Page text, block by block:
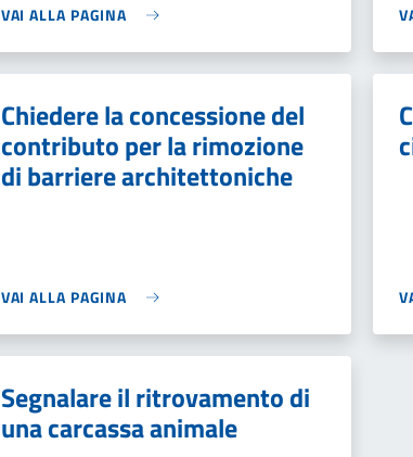
VAI ALLA PAGINA
Chiedere la concessione del
contributo per la rimozione
di barriere architettoniche
VAI ALLA PAGINA
Segnalare il ritrovamento di
una carcassa animale